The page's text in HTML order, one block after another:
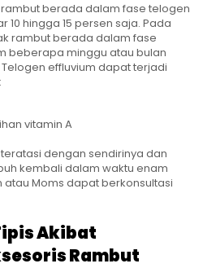
berada dalam fase telogen
10 hingga 15 persen saja. Pada
rambut berada dalam fase
beberapa minggu atau bulan
effluvium dapat terjadi
vitamin A
dengan sendirinya dan
kembali dalam waktu enam
atau Moms dapat berkonsultasi
Akibat
Rambut